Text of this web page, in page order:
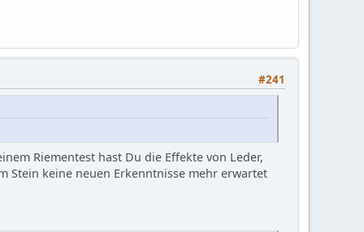
#241
Riementest hast Du die Effekte von Leder,
Stein keine neuen Erkenntnisse mehr erwartet